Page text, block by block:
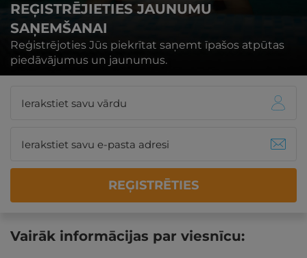
REĢISTRĒJIETIES JAUNUMU
SAŅEMŠANAI
Reģistrējoties Jūs piekrītat saņemt īpašos atpūtas
piedāvājumus un jaunumus.
REĢISTRĒTIES
Vairāk informācijas par viesnīcu: